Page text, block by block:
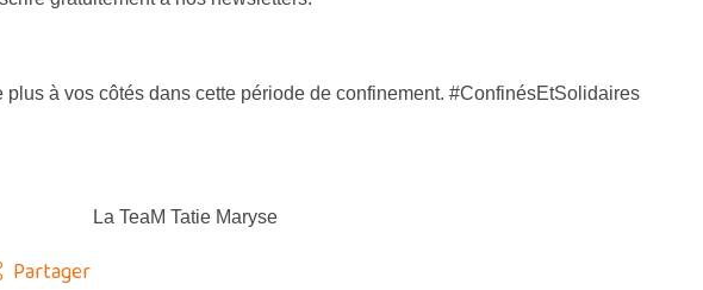
plus à vos côtés dans cette période de confinement. #ConfinésEtSolidaires
La TeaM Tatie Maryse
Partager